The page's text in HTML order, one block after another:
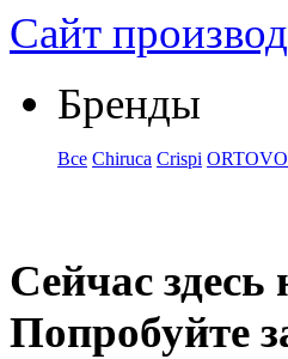
Сайт
Бренды
Все Chiruca Crispi
Сейчас
Попробуйте